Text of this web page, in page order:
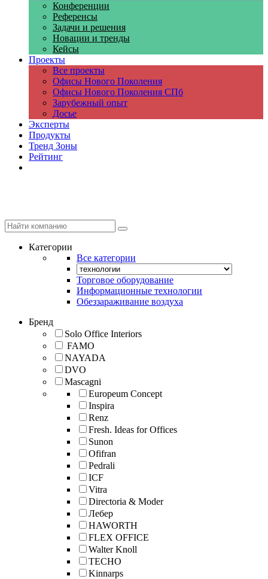
Конференции
Референсы
Задачи и решения
Новации и тренды
Кейсы
Проекты
Все проекты
Офисы Нового Поколения
Офисы Нового Поколения СПб
Зарубежный опыт
Досье
Эксперты
Продукты
Тренд Зоны
Рейтинг
Категории
Все категории
Торговое оборудование
Информационные технологии
Обеззараживание воздуха
Бренд
Solo Office Interiors
FAMO
NAYADA
DVO
Mascagni
Europeum Concept
Inspira
Renz
Fresh. Ideas for Offices
Sunon
Ofifran
Pedrali
ICF
Vitra
Directoria & Moder
Лебер
HAWORTH
FLEX OFFICE
Walter Knoll
TECHO
Kinnarps